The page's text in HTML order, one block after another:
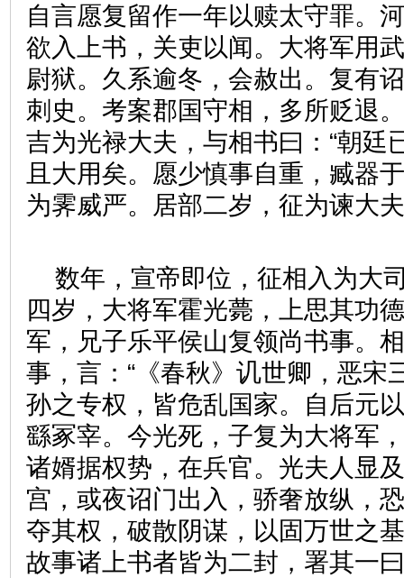
自言愿复留作一年以赎太守罪。
欲入上书，关吏以闻。大将军用
尉狱。久系逾冬，会赦出。复有
刺史。考案郡国守相，多所贬退
吉为光禄大夫，与相书曰：“朝廷
且大用矣。愿少慎事自重，臧器
为霁威严。居部二岁，征为谏大
数年，宣帝即位，征相入为大
四岁，大将军霍光薨，上思其功
军，兄子乐平侯山复领尚书事。
事，言：“《春秋》讥世卿，恶宋
孙之专权，皆危乱国家。自后元
繇冢宰。今光死，子复为大将军
诸婿据权势，在兵官。光夫人显
宫，或夜诏门出入，骄奢放纵，
夺其权，破散阴谋，以固万世之
故事诸上书者皆为二封，署其一